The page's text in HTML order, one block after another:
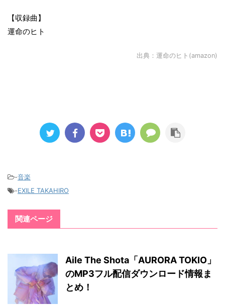
【収録曲】
運命のヒト
出典： 運命のヒト(amazon)
-音楽
-EXILE TAKAHIRO
関連ページ
Aile The Shota「AURORA TOKIO」
のMP3フル配信ダウンロード情報ま
とめ！